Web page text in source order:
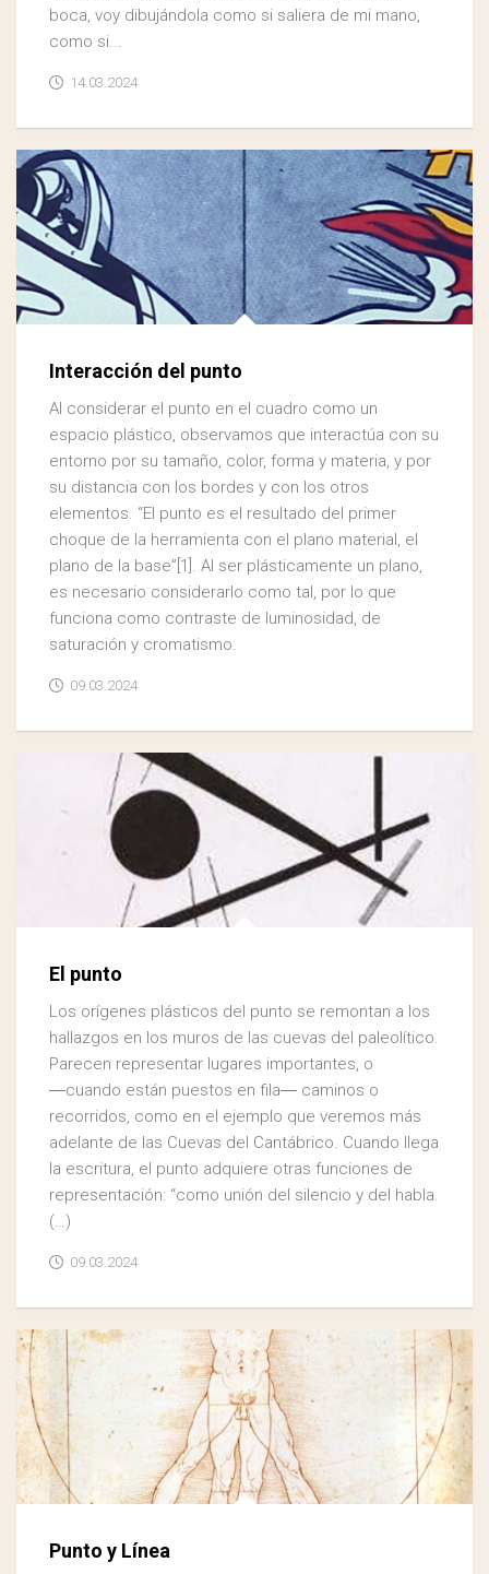
boca, voy dibujándola como si saliera de mi mano,
como si...
14.03.2024
Interacción del punto
Al considerar el punto en el cuadro como un
espacio plástico, observamos que interactúa con su
entorno por su tamaño, color, forma y materia, y por
su distancia con los bordes y con los otros
elementos. “El punto es el resultado del primer
choque de la herramienta con el plano material, el
plano de la base”[1]. Al ser plásticamente un plano,
es necesario considerarlo como tal, por lo que
funciona como contraste de luminosidad, de
saturación y cromatismo.
09.03.2024
El punto
Los orígenes plásticos del punto se remontan a los
hallazgos en los muros de las cuevas del paleolítico.
Parecen representar lugares importantes, o
―cuando están puestos en fila― caminos o
recorridos, como en el ejemplo que veremos más
adelante de las Cuevas del Cantábrico. Cuando llega
la escritura, el punto adquiere otras funciones de
representación: “como unión del silencio y del habla.
(…)
09.03.2024
Punto y Línea